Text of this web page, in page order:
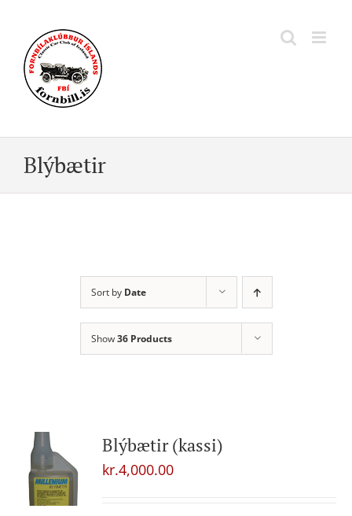
content
Blýbætir
Sort by Date
Show36 Products
Blýbætir (kassi)
kr.4,000.00